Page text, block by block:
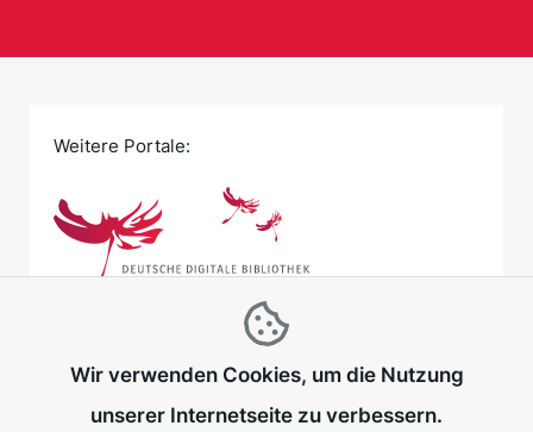
Wir verwenden Cookies, um die Nutzung
unserer Internetseite zu verbessern.
Weitere Portale: